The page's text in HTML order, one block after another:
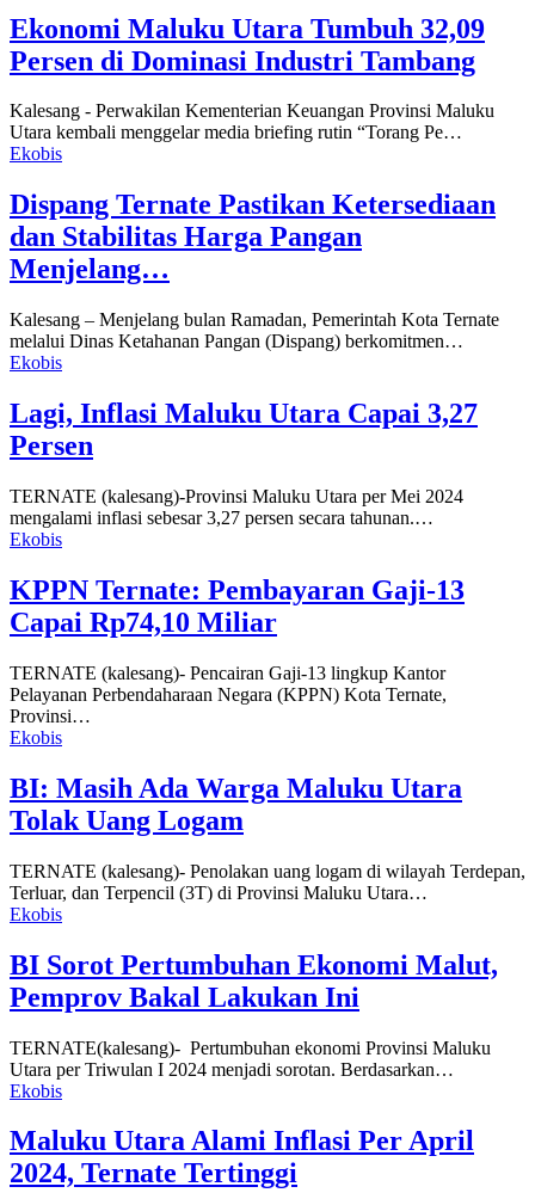
Ekonomi Maluku Utara Tumbuh 32,09
Persen di Dominasi Industri Tambang
Kalesang - Perwakilan Kementerian Keuangan Provinsi Maluku
Utara kembali menggelar media briefing rutin “Torang Pe…
Ekobis
Dispang Ternate Pastikan Ketersediaan
dan Stabilitas Harga Pangan
Menjelang…
Kalesang – Menjelang bulan Ramadan, Pemerintah Kota Ternate
melalui Dinas Ketahanan Pangan (Dispang) berkomitmen…
Ekobis
Lagi, Inflasi Maluku Utara Capai 3,27
Persen
TERNATE (kalesang)-Provinsi Maluku Utara per Mei 2024
mengalami inflasi sebesar 3,27 persen secara tahunan.…
Ekobis
KPPN Ternate: Pembayaran Gaji-13
Capai Rp74,10 Miliar
TERNATE (kalesang)- Pencairan Gaji-13 lingkup Kantor
Pelayanan Perbendaharaan Negara (KPPN) Kota Ternate,
Provinsi…
Ekobis
BI: Masih Ada Warga Maluku Utara
Tolak Uang Logam
TERNATE (kalesang)- Penolakan uang logam di wilayah Terdepan,
Terluar, dan Terpencil (3T) di Provinsi Maluku Utara…
Ekobis
BI Sorot Pertumbuhan Ekonomi Malut,
Pemprov Bakal Lakukan Ini
TERNATE(kalesang)- Pertumbuhan ekonomi Provinsi Maluku
Utara per Triwulan I 2024 menjadi sorotan. Berdasarkan…
Ekobis
Maluku Utara Alami Inflasi Per April
2024, Ternate Tertinggi